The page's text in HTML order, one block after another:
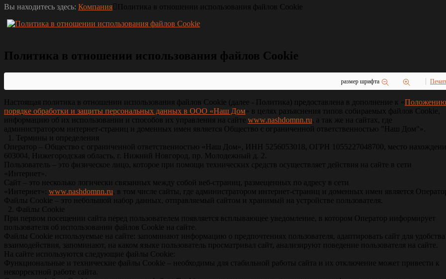
Вы находитесь здесь: Компания Политика в отношении использования файлов Cookie
Политика в отношении использования файлов Cookie
размер шрифта
Настоящая политика в отношении использования файлов Cookie (далее - Политика) предоставлена в дополнение к «
порядке обработки и защиты персональных данных в ООО «Наш Дом » в целях разъяснения типов собираемых файлов Сookie,
информацию об их использовании и способов их управления на сайте www.nashdomnn.ru , а так же на сайтах, где
администратором интернет-страниц и доменных имен является Общество с ограниченной ответственностью "Наш Дом"».
1. Термины и определения
Оператор – Общество с ограниченной ответственностью «Наш Дом», ИНН 5256053018, ОГРН 1055227048700, место
603004, Нижегородская область, г. Нижний Новгород, пр. Молодежный д. 2.
Пользователь – это физическое лицо, которое при помощи технических средств осуществляет действия на сайте в сети
«Интернет».
Сайт – это несколько логически связанных между собой веб-страниц, размещенных по адресу в сети
«Интернет»: www.nashdomnn.ru , в том числе сайты, где администратором интернет-страниц и доменных имен является
Файлы Cookie – это небольшой набор данных, отправляемый сайтом и хранимый на устройстве пользователя.
2. Файлы Сookie
При первом посещении сайта перед пользователем появляется всплывающее уведомление, в котором Оператор информирует
пользователя об использовании файлов Сookie на сайте.
Файлы Сookie используемые на сайте: запоминают информацию о предпочтениях пользователя, адаптировать сайт для
взаимодействия, запоминают, на каком языке пользователь просматривал сайт, анализируют поведение пользователя на сайте.
На сайте используются следующие файлы Сookie:
Функциональные и технические файлы Сookie – необходимы для стабильной работы сайта и их отключение может привести к
некорректной работе сайта.